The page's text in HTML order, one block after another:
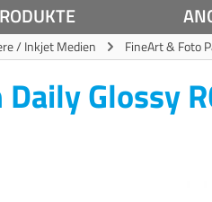
/ Inkjet Medien FineArt & Foto
Glossy